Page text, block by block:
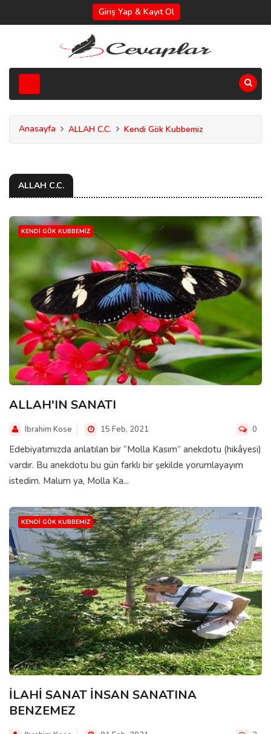
Giriş Yap & Kayıt Ol
Anasayfa ALLAH C.C. Kendi Gök Kubbemiz
ALLAH C.C.
KENDI GÖK KUBBEMIZ
ALLAH'IN SANATI
Ibrahim Kose 15 Feb, 2021 0
Edebiyatımızda anlatılan bir “Molla Kasım” anekdotu (hikâyesi)
vardır. Bu anekdotu bu gün farklı bir şekilde yorumlayayım
istedim. Malum ya, Molla Ka...
KENDI GÖK KUBBEMIZ
İLAHİ SANAT İNSAN SANATINA
BENZEMEZ